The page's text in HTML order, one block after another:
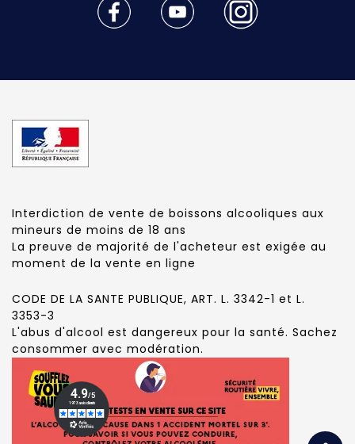
Interdiction de vente de boissons alcooliques aux
mineurs de moins de 18 ans
La preuve de majorité de l'acheteur est exigée au
moment de la vente en ligne
CODE DE LA SANTE PUBLIQUE, ART. L. 3342-1 et L.
3353-3
L'abus d'alcool est dangereux pour la santé. Sachez
consommer avec modération.